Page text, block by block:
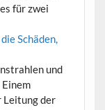
für zwei
Schäden,
und
Leitung der